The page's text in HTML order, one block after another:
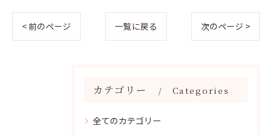
< 前のページ 一覧に戻る 次のページ >
カテゴリー Categories
全てのカテゴリー